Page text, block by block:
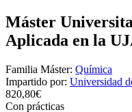
Máster
Aplicada en la
Familia Máster: Química
Impartido por: Universidad
820,80€
Con prácticas